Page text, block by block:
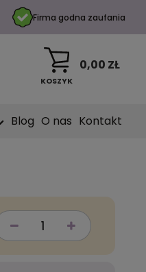
Firma godna zaufania
KOSZYK
0,00 ZŁ
Blog O nas Kontakt